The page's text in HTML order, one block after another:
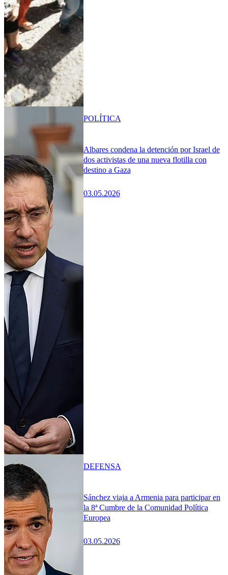
Albares condena la detención por Israel de
dos activistas de una nueva flotilla con
destino a Gaza
03.05.2026
POLÍTICA
Sánchez viaja a Armenia para participar en
la 8ª Cumbre de la Comunidad Política
Europea
03.05.2026
DEFENSA